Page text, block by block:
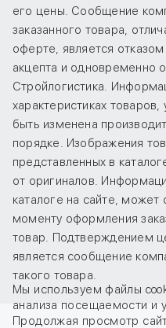
его цены. Сообщение
заказанного товара,
оферте, является
акцепта и одновременно
Стройлогистика.
характеристиках
быть изменена
порядке. Изображения
представленных в
от оригиналов.
каталоге на сайте, может
моменту оформления
товар. Подтверждением
является сообщение
такого товара.
Мы используем файлы
анализа посещаемости и
Продолжая просмотр